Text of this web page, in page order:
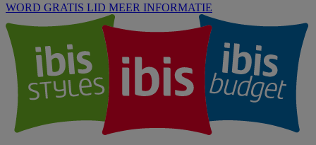
WORD GRATIS LID MEER INFORMATIE